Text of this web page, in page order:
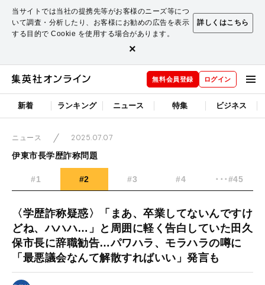
当サイトでは当社の提携先等がお客様のニーズ等につ
いて調査・分析したり、お客様にお勧めの広告を表示
する目的で Cookie を使用する場合があります。
詳しくはこちら
×
無料会員登録 ログイン
新着 ランキング ニュース 特集 ビジネス
ニュース
2025.07.07
伊東市長学歴詐称問題
#1 #2 #3 #4 ･･･#45
〈学歴詐称疑惑〉「まあ、卒業してないんですけ
どね、ハハハ…」と周囲に軽く告白していた田久
保市長に辞職勧告…パワハラ、モラハラの噂に
「最悪議会なんて解散すればいい」発言も